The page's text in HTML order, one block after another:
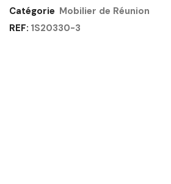
Catégorie Mobilier de Réunion
REF: 1S20330-3